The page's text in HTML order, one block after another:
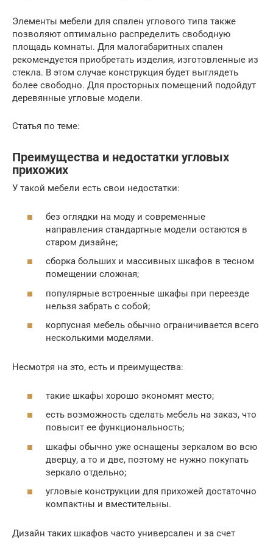
Элементы мебели для спален углового типа также
позволяют оптимально распределить свободную
площадь комнаты. Для малогабаритных спален
рекомендуется приобретать изделия, изготовленные из
стекла. В этом случае конструкция будет выглядеть
более свободно. Для просторных помещений подойдут
деревянные угловые модели.
Статья по теме:
Преимущества и недостатки угловых
прихожих
У такой мебели есть свои недостатки:
без оглядки на моду и современные
направления стандартные модели остаются в
старом дизайне;
сборка больших и массивных шкафов в тесном
помещении сложная;
популярные встроенные шкафы при переезде
нельзя забрать с собой;
корпусная мебель обычно ограничивается всего
несколькими моделями.
Несмотря на это, есть и преимущества:
такие шкафы хорошо экономят место;
есть возможность сделать мебель на заказ, что
повысит ее функциональность;
шкафы обычно уже оснащены зеркалом во всю
дверцу, а то и две, поэтому не нужно покупать
зеркало отдельно;
угловые конструкции для прихожей достаточно
компактны и вместительны.
Дизайн таких шкафов часто универсален и за счет